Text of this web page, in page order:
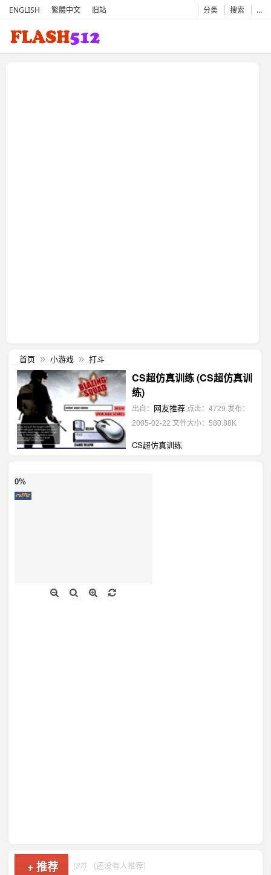
ENGLISH 繁體中文 旧站 分类 搜索 …
首页 » 小游戏 » 打斗
CS超仿真训练 (CS超仿真训
练)
出自： 网友推荐 点击：4729 发布：
2005-02-22 文件大小：580.88K
CS超仿真训练
0%
+推荐 (37) (还没有人推荐)